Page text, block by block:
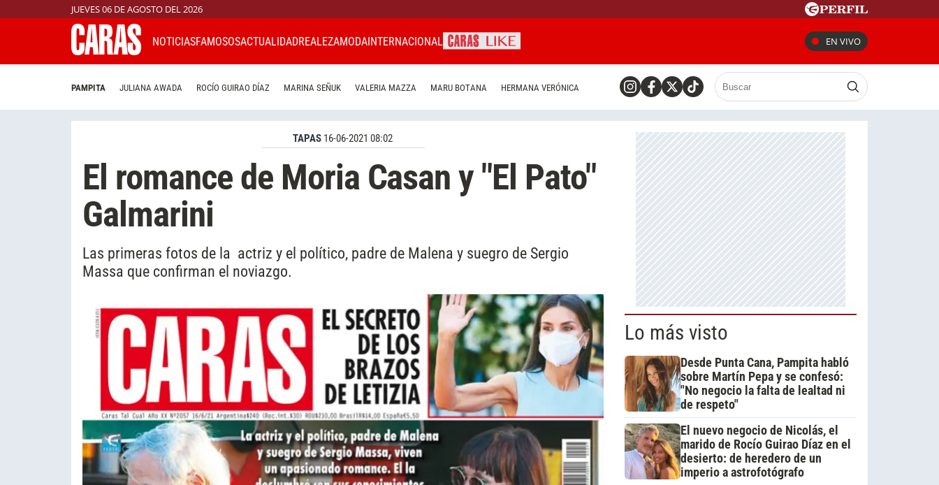
JUEVES 06 DE AGOSTO DEL 2026
NOTICIASFAMOSOSACTUALIDADREALEZAMODAINTERNACIONAL EN VIVO
PAMPITA JULIANA AWADA ROCÍO GUIRAO DÍAZ MARINA SEÑUK VALERIA MAZZA MARU BOTANA HERMANA VERÓNICA
TAPAS 16-06-2021 08:02
El romance de Moria Casan y "El Pato"
Galmarini
Las primeras fotos de la actriz y el político, padre de Malena y suegro de Sergio
Massa que confirman el noviazgo.
Lo más visto
Desde Punta Cana, Pampita habló
sobre Martín Pepa y se confesó:
"No negocio la falta de lealtad ni
de respeto"
El nuevo negocio de Nicolás, el
marido de Rocío Guirao Díaz en el
desierto: de heredero de un
imperio a astrofotógrafo